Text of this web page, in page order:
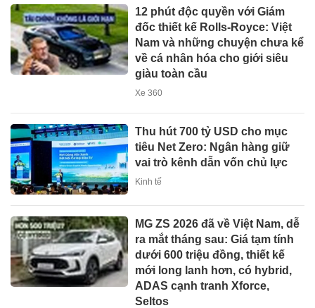
12 phút độc quyền với Giám
đốc thiết kế Rolls-Royce: Việt
Nam và những chuyện chưa kể
về cá nhân hóa cho giới siêu
giàu toàn cầu
Xe 360
Thu hút 700 tỷ USD cho mục
tiêu Net Zero: Ngân hàng giữ
vai trò kênh dẫn vốn chủ lực
Kinh tế
MG ZS 2026 đã về Việt Nam, dễ
ra mắt tháng sau: Giá tạm tính
dưới 600 triệu đồng, thiết kế
mới long lanh hơn, có hybrid,
ADAS cạnh tranh Xforce,
Seltos